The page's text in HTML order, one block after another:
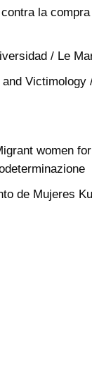
la
/ Le
Victimology
women
de Mujeres